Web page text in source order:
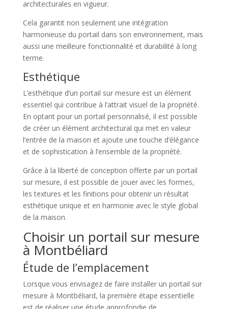
architecturales en vigueur.
Cela garantit non seulement une intégration
harmonieuse du portail dans son environnement, mais
aussi une meilleure fonctionnalité et durabilité à long
terme.
Esthétique
L’esthétique d’un portail sur mesure est un élément
essentiel qui contribue à l’attrait visuel de la propriété.
En optant pour un portail personnalisé, il est possible
de créer un élément architectural qui met en valeur
l’entrée de la maison et ajoute une touche d’élégance
et de sophistication à l’ensemble de la propriété.
Grâce à la liberté de conception offerte par un portail
sur mesure, il est possible de jouer avec les formes,
les textures et les finitions pour obtenir un résultat
esthétique unique et en harmonie avec le style global
de la maison.
Choisir un portail sur mesure
à Montbéliard
Étude de l’emplacement
Lorsque vous envisagez de faire installer un portail sur
mesure à Montbéliard, la première étape essentielle